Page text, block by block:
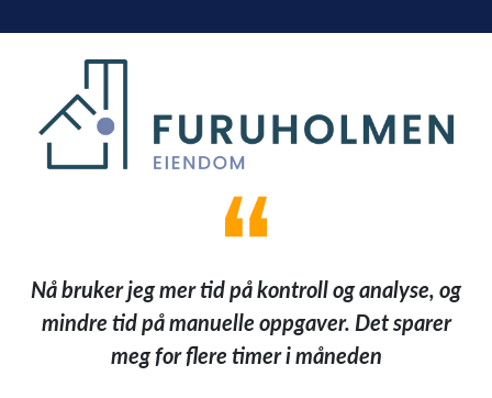
Nå bruker jeg mer tid på kontroll og analyse, og
mindre tid på manuelle oppgaver. Det sparer
meg for flere timer i måneden